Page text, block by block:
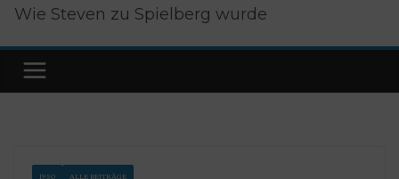
Wie Steven zu Spielberg wurde
1950 ALLE BEITRÄGE